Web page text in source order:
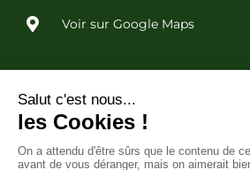
Voir sur Google Maps
Liens utiles